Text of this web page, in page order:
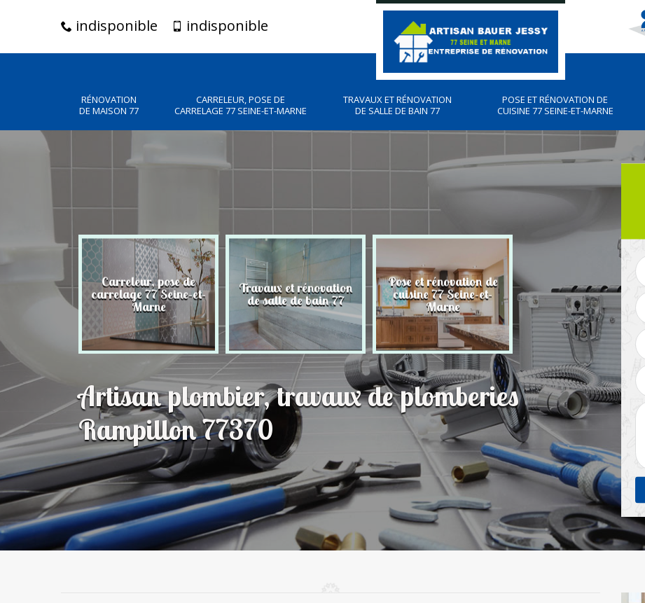
indisponible indisponible
RÉNOVATION
DE MAISON 77
CARRELEUR, POSE DE
CARRELAGE 77 SEINE-ET-MARNE
TRAVAUX ET RÉNOVATION
DE SALLE DE BAIN 77
POSE ET RÉNOVATION DE
CUISINE 77 SEINE-ET-MARNE
de maison Carreleur, pose de
carrelage 77 Seine-et-
Marne
Travaux et rénovation
de salle de bain 77
Pose et rénovation de
cuisine 77 Seine-et-
Marne
Plombier, travaux de
plomberies 77
Artisan plombier, travaux de plomberies
Rampillon 77370